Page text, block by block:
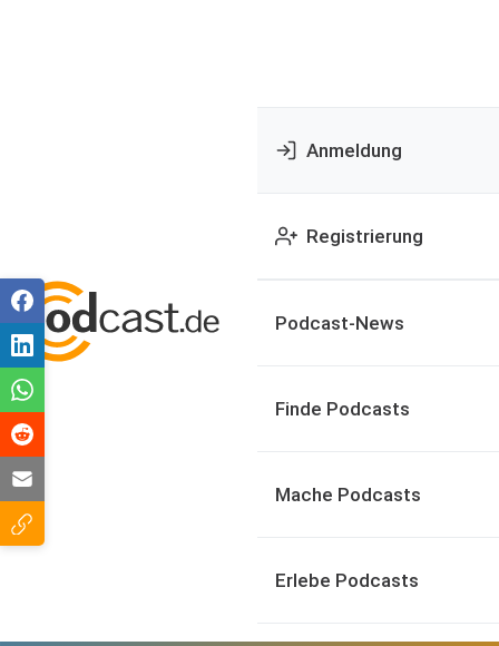
Anmeldung
Registrierung
Podcast-News
Finde Podcasts
Mache Podcasts
Erlebe Podcasts